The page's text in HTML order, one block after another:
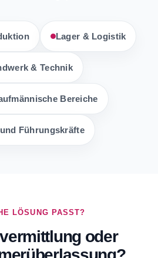
Lager & Logistik
& Technik
Bereiche
und Führungskräfte
LÖSUNG PASST?
oder